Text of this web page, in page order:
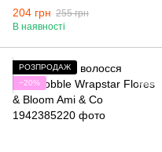
No Mountain High
204 грн 255 грн
В наявності
РОЗПРОДАЖ
−20%